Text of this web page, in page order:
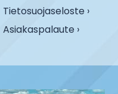
Tietosuojaseloste ›
Asiakaspalaute ›